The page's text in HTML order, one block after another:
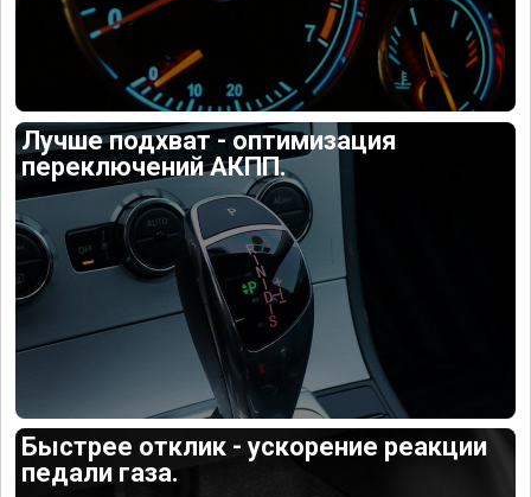
Лучше подхват - оптимизация
переключений АКПП.
Быстрее отклик - ускорение реакции
педали газа.